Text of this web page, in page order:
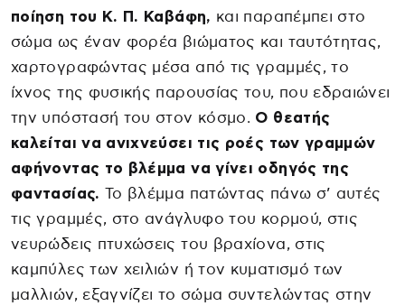
ποίηση του Κ. Π. Καβάφη, και παραπέμπει στο
σώμα ως έναν φορέα βιώματος και ταυτότητας,
χαρτογραφώντας μέσα από τις γραμμές, το
ίχνος της φυσικής παρουσίας του, που εδραιώνει
την υπόστασή του στον κόσμο. Ο θεατής
καλείται να ανιχνεύσει τις ροές των γραμμών
αφήνοντας το βλέμμα να γίνει οδηγός της
φαντασίας. Το βλέμμα πατώντας πάνω σ’ αυτές
τις γραμμές, στο ανάγλυφο του κορμού, στις
νευρώδεις πτυχώσεις του βραχίονα, στις
καμπύλες των χειλιών ή τον κυματισμό των
μαλλιών, εξαγνίζει το σώμα συντελώντας στην